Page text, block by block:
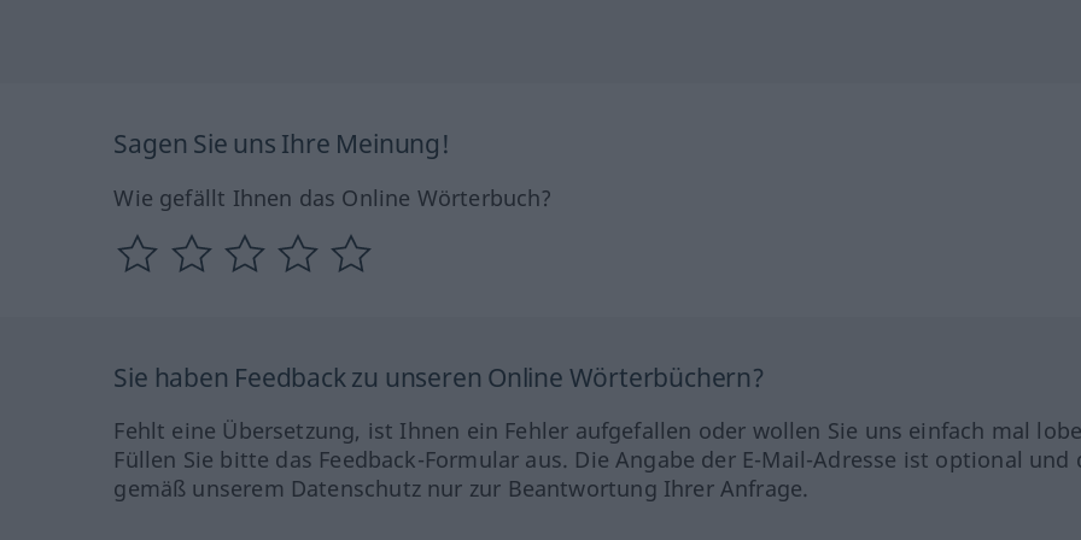
Sagen Sie uns Ihre Meinung!
Wie gefällt Ihnen das Online Wörterbuch?
Sie haben Feedback zu unseren Online Wörterbüchern?
Fehlt eine Übersetzung, ist Ihnen ein Fehler aufgefallen oder wollen Sie uns einfach mal
Füllen Sie bitte das Feedback-Formular aus. Die Angabe der E-Mail-Adresse ist optional und
gemäß unserem Datenschutz nur zur Beantwortung Ihrer Anfrage.